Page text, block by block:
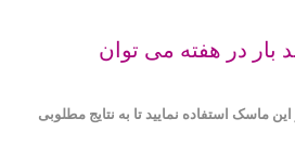
بار در هفته می توان
ماسک استفاده نمایید تا به نتایج مطلوبی